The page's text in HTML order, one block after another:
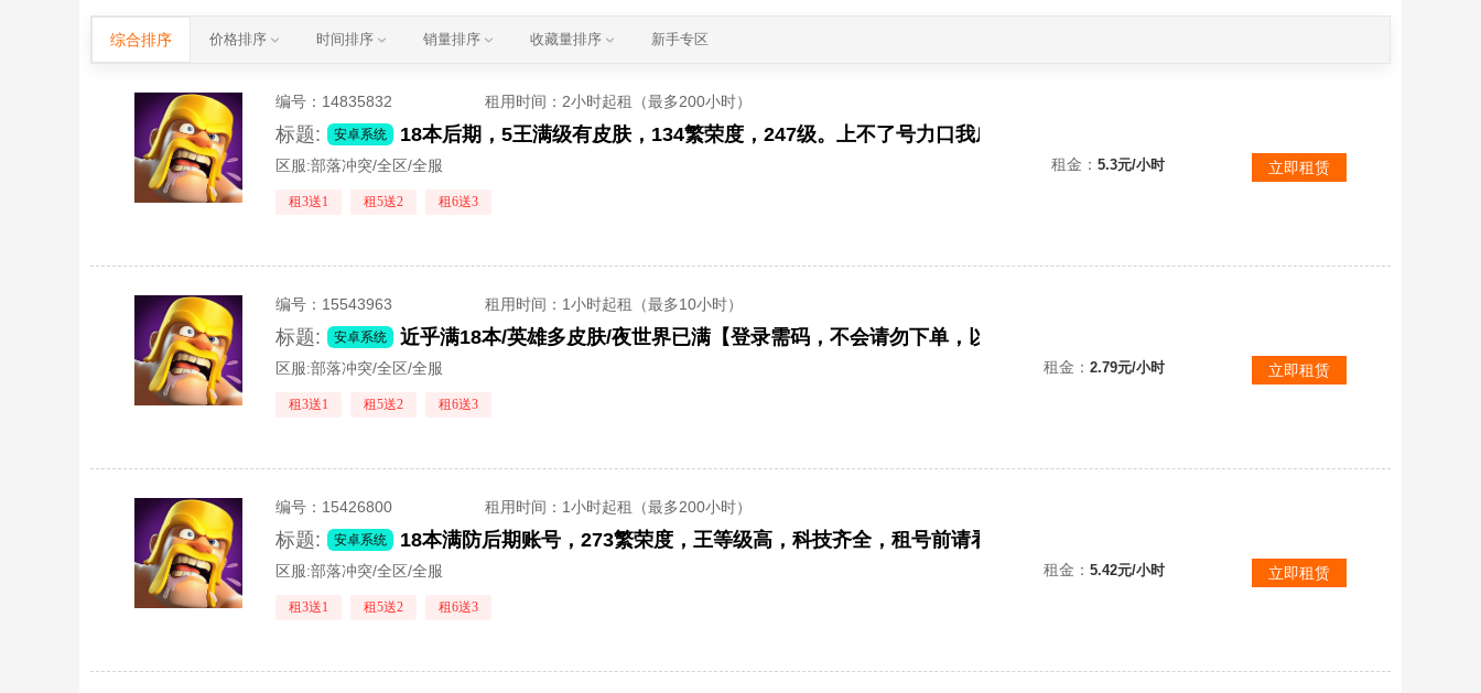
综合排序 价格排序 时间排序 销量排序 收藏量排序 新手专区
编号： 14835832 租用时间 ：2小时起租（最多200小时）
标题: 安卓系统
区服:部落冲突/全区/全服
租3送1 租5送2 租6送3
租金： 5.3元/小时 立即租赁
编号： 15543963 租用时间 ：1小时起租（最多10小时）
标题: 安卓系统
区服:部落冲突/全区/全服
租3送1 租5送2 租6送3
租金： 2.79元/小时 立即租赁
编号： 15426800 租用时间 ：1小时起租（最多200小时）
标题: 安卓系统 18本满防后期账号，273繁荣度，王等级高，科技齐全，租号前请看一下描述
区服:部落冲突/全区/全服
租3送1 租5送2 租6送3
租金： 5.42元/小时 立即租赁